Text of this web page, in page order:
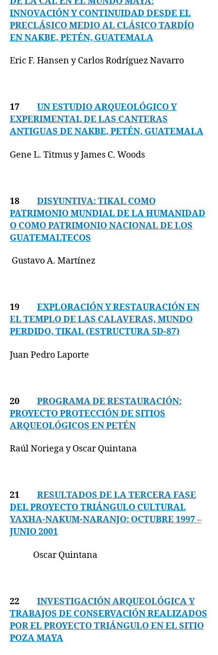
INNOVACIÓN Y CONTINUIDAD DESDE EL
PRECLÁSICO MEDIO AL CLÁSICO TARDÍO
EN NAKBE, PETÉN, GUATEMALA
Eric F. Hansen y Carlos Rodríguez Navarro
17
UN ESTUDIO ARQUEOLÓGICO Y
EXPERIMENTAL DE LAS CANTERAS
ANTIGUAS DE NAKBE, PETÉN, GUATEMALA
Gene L. Titmus y James C. Woods
18 DISYUNTIVA: TIKAL COMO
PATRIMONIO MUNDIAL DE LA HUMANIDAD
O COMO PATRIMONIO NACIONAL DE LOS
GUATEMALTECOS
Gustavo A. Martínez
19 EXPLORACIÓN Y RESTAURACIÓN EN
EL TEMPLO DE LAS CALAVERAS, MUNDO
PERDIDO, TIKAL (ESTRUCTURA 5D-87)
Juan Pedro Laporte
20 PROGRAMA DE RESTAURACIÓN:
PROYECTO PROTECCIÓN DE SITIOS
ARQUEOLÓGICOS EN PETÉN
Raúl Noriega y Oscar Quintana
21
RESULTADOS DE LA TERCERA FASE
DEL PROYECTO TRIÁNGULO CULTURAL
YAXHA-NAKUM-NARANJO: OCTUBRE 1997 –
JUNIO 2001
Oscar Quintana
22 INVESTIGACIÓN ARQUEOLÓGICA Y
TRABAJOS DE CONSERVACIÓN REALIZADOS
POR EL PROYECTO TRIÁNGULO EN EL SITIO
POZA MAYA